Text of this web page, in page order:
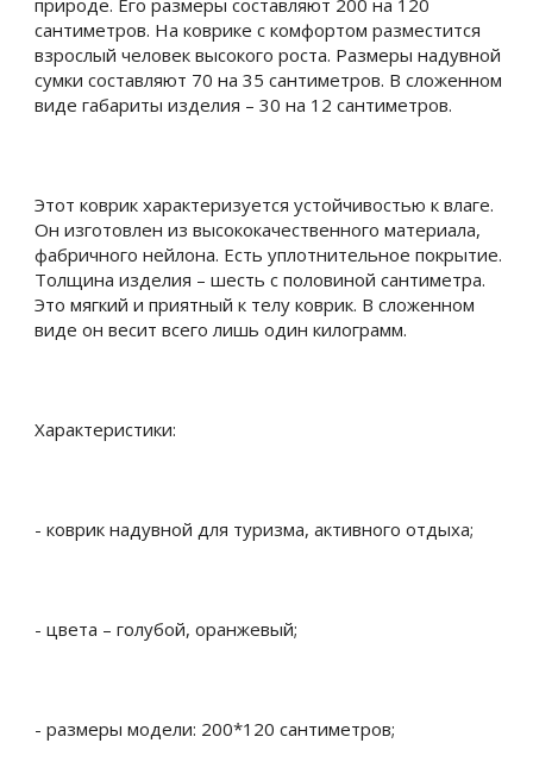
природе. Его размеры составляют 200 на 120
сантиметров. На коврике с комфортом разместится
взрослый человек высокого роста. Размеры надувной
сумки составляют 70 на 35 сантиметров. В сложенном
виде габариты изделия – 30 на 12 сантиметров.
Этот коврик характеризуется устойчивостью к влаге.
Он изготовлен из высококачественного материала,
фабричного нейлона. Есть уплотнительное покрытие.
Толщина изделия – шесть с половиной сантиметра.
Это мягкий и приятный к телу коврик. В сложенном
виде он весит всего лишь один килограмм.
Характеристики:
- коврик надувной для туризма, активного отдыха;
- цвета – голубой, оранжевый;
- размеры модели: 200*120 сантиметров;